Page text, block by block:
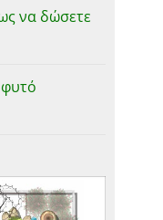
να δώσετε